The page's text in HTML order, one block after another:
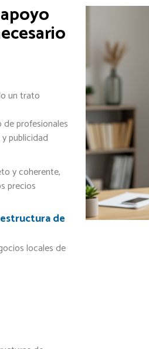
un trato
profesionales
publicidad
y coherente,
precios
de
locales de